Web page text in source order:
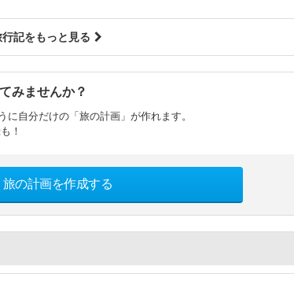
行記をもっと見る
みませんか？
自分だけの「旅の計画」が作れます。
！
旅の計画を作成する